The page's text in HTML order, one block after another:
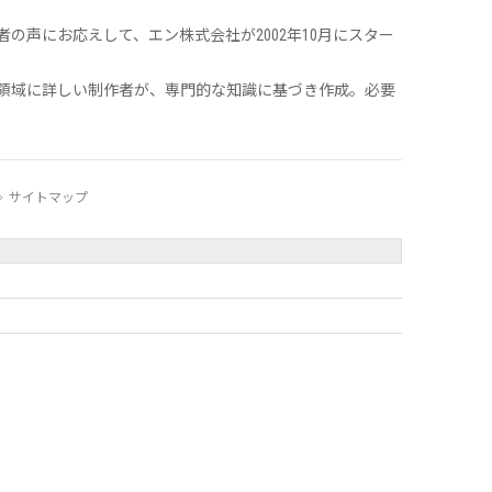
声にお応えして、エン株式会社が2002年10月にスター
に詳しい制作者が、専門的な知識に基づき作成。必要
サイトマップ